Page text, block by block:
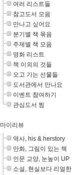
여러 리스트들
참고도서 모음
만나고 싶어요
분기별 책 묶음
주제별 책 모음
영화 리스트
책 이외의 것들
오고 가는 선물들
도서관에서 만나요
이벤트 참여하기
관심도서 찜
마이리뷰
역사, his & herstory
만화, 그림이 있는 책
인문 교양, 눈높이 UP
소설, 현실보다 리얼한